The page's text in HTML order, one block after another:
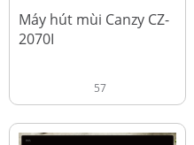
4.450.000
Máy hút mùi Canzy CZ-
2070I
57